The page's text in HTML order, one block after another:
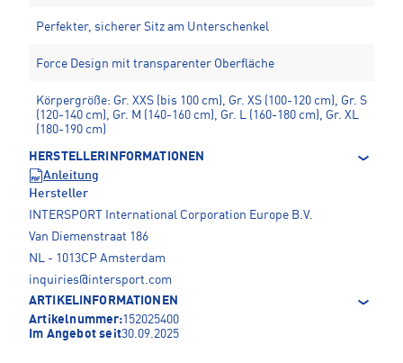
Perfekter, sicherer Sitz am Unterschenkel
Force Design mit transparenter Oberfläche
Körpergröße: Gr. XXS (bis 100 cm), Gr. XS (100-120 cm), Gr. S
(120-140 cm), Gr. M (140-160 cm), Gr. L (160-180 cm), Gr. XL
(180-190 cm)
HERSTELLERINFORMATIONEN
Anleitung
Hersteller
INTERSPORT International Corporation Europe B.V.
Van Diemenstraat 186
NL - 1013CP Amsterdam
inquiries@intersport.com
ARTIKELINFORMATIONEN
Artikelnummer:152025400
Im Angebot seit30.09.2025